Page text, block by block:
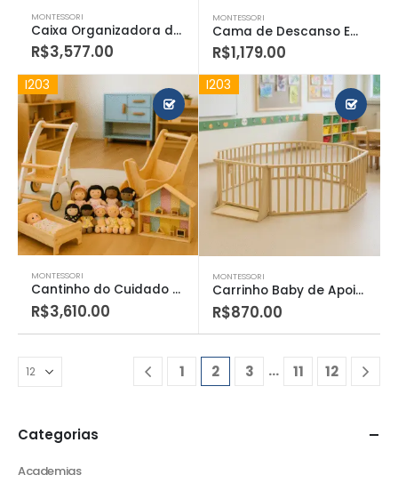
MONTESSORI
Caixa Organizadora de Brinquedos
R$3,577.00
MONTESSORI
Cama de Descanso Empilhável Montessori
R$1,179.00
I203
MONTESSORI
Cantinho do Cuidado e Afeto
R$3,610.00
I203
MONTESSORI
Carrinho Baby de Apoio e Organização
R$870.00
1 2 3 … 11 12
Categorias
Academias